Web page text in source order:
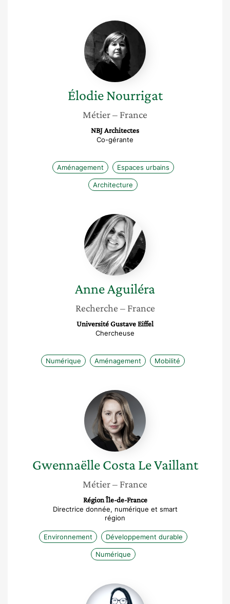
Élodie
Nourrigat
Élodie Nourrigat
Métier– France
NBJ Architectes
Co-gérante
Aménagement Espaces urbains
Architecture
Anne
Aguiléra
AnneAguiléra
Recherche – France
Université Gustave Eiffel
Chercheuse
Numérique Aménagement Mobilité
Gwennaëlle
Costa
Le
Vaillant
Gwennaëlle Costa Le Vaillant
Métier– France
Région Île-de-France
Directrice donnée, numérique et smart
région
Environnement Développement durable
Numérique
Florence
Presson